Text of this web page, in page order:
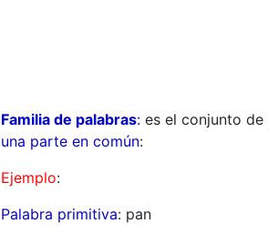
Familia de palabras:es el conjunto de
una parte en común:
Ejemplo:
Palabra primitiva: pan